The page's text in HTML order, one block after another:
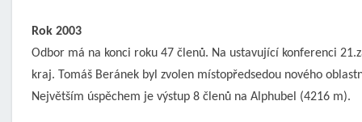
Rok 2003
Odbor má na konci roku 47 členů. Na ustavující konferenci
kraj. Tomáš Beránek byl zvolen místopředsedou nového
Největším úspěchem je výstup 8 členů na Alphubel (4216 m).